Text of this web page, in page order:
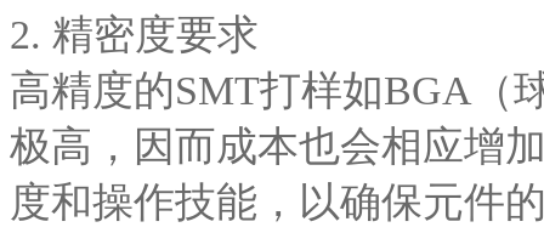
2. 精密度要求
高精度的SMT打样如BGA（
极高，因而成本也会相应增
度和操作技能，以确保元件